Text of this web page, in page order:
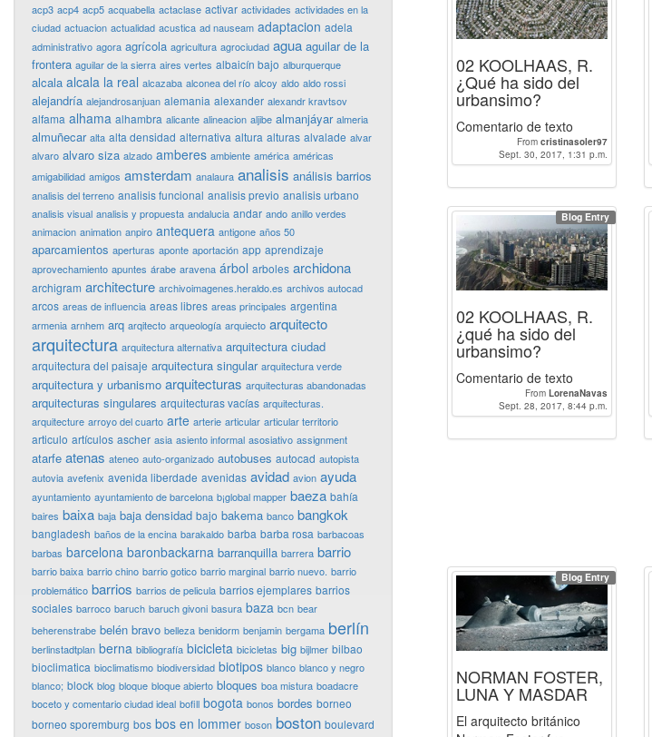
acp3 acp4 acp5 acquabella actaclase activar actividades actividades en la
ciudad actuacion actualidad acustica ad nauseam adaptacion adela
administrativo agora agrícola agricultura agrociudad agua aguilar de la
frontera aguilar de la sierra aires vertes albaicín bajo alburquerque
alcala alcala la real alcazaba alconea del río alcoy aldo aldo rossi
alejandría alejandrosanjuan alemania alexander alexandr kravtsov
alfama alhama alhambra alicante alineacion aljibe almanjáyar almeria
almuñecar alta alta densidad alternativa altura alturas alvalade alvar
alvaro alvaro siza alzado amberes ambiente américa américas
amigabilidad amigos amsterdam analaura analisis análisis barrios
analisis del terreno analisis funcional analisis previo analisis urbano
analisis visual analisis y propuesta andalucia andar ando anillo verdes
animacion animation anpiro antequera antigone años 50
aparcamientos aperturas aponte aportación app aprendizaje
aprovechamiento apuntes árabe aravena árbol arboles archidona
archigram architecture archivoimagenes.heraldo.es archivos autocad
arcos areas de influencia areas libres areas principales argentina
armenia arnhem arq arqitecto arqueología arquiecto arquitecto
arquitectura arquitectura alternativa arquitectura ciudad
arquitectura del paisaje arquitectura singular arquitectura verde
arquitectura y urbanismo arquitecturas arquitecturas abandonadas
arquitecturas singulares arquitecturas vacías arquitecturas.
arquitecture arroyo del cuarto arte arterie articular articular territorio
articulo artículos ascher asia asiento informal asosiativo assignment
atarfe atenas ateneo auto-organizado autobuses autocad autopista
autovia avefenix avenida liberdade avenidas avidad avion ayuda
ayuntamiento ayuntamiento de barcelona b¡global mapper baeza bahía
baires baixa baja baja densidad bajo bakema banco bangkok
bangladesh baños de la encina barakaldo barba barba rosa barbacoas
barbas barcelona baronbackarna barranquilla barrera barrio
barrio baixa barrio chino barrio gotico barrio marginal barrio nuevo. barrio
problemático barrios barrios de pelicula barrios ejemplares barrios
sociales barroco baruch baruch givoni basura baza bcn bear
beherenstrabe belén bravo belleza benidorm benjamin bergama berlín
berlinstadtplan berna bibliografía bicicleta bicicletas big bijlmer bilbao
bioclimatica bioclimatismo biodiversidad biotipos blanco blanco y negro
blanco; block blog bloque bloque abierto bloques boa mistura boadacre
boceto y comentario ciudad ideal bofill bogota bonos bordes borneo
borneo sporemburg bos bos en lommer boson boston boulevard
02 KOOLHAAS, R.
¿Qué ha sido del
urbansimo?
Comentario de texto
From cristinasoler97
Sept. 30, 2017, 1:31 p.m.
Blog Entry
02 KOOLHAAS, R.
¿qué ha sido del
urbansimo?
Comentario de texto
From LorenaNavas
Sept. 28, 2017, 8:44 p.m.
Blog Entry
NORMAN FOSTER,
LUNA Y MASDAR
El arquitecto británico